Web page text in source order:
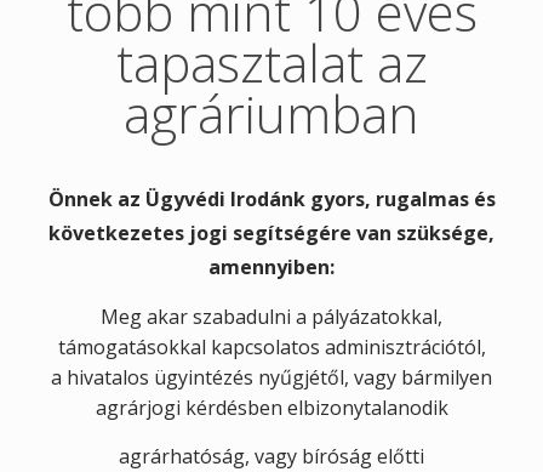
tapasztalat az
agráriumban
Önnek az Ügyvédi Irodánk gyors, rugalmas és
következetes jogi segítségére van szüksége,
amennyiben:
Meg akar szabadulni a pályázatokkal,
támogatásokkal kapcsolatos adminisztrációtól,
a hivatalos ügyintézés nyűgjétől, vagy bármilyen
agrárjogi kérdésben elbizonytalanodik
agrárhatóság, vagy bíróság előtti